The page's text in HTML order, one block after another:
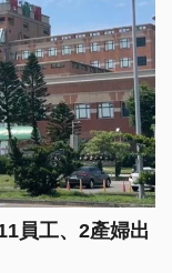
員工、2產婦出